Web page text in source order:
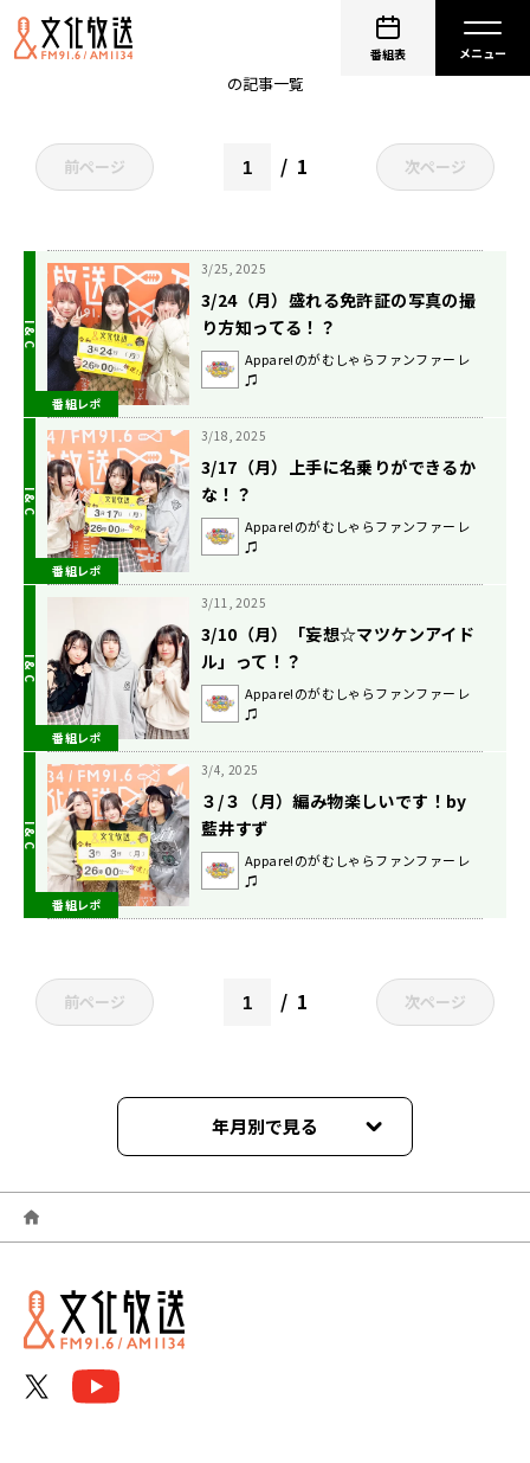
番組表
の記事一覧
前ページ 1 次ページ
番組レポ
3/25, 2025
3/24（月）盛れる免許証の写真の撮
り方知ってる！？
Appare!のがむしゃらファンファーレ
♫
番組レポ
3/18, 2025
3/17（月）上手に名乗りができるか
な！？
Appare!のがむしゃらファンファーレ
♫
番組レポ
3/11, 2025
3/10（月）「妄想☆マツケンアイド
ル」って！？
Appare!のがむしゃらファンファーレ
♫
番組レポ
3/4, 2025
３/３（月）編み物楽しいです！by
藍井すず
Appare!のがむしゃらファンファーレ
♫
前ページ 1 次ページ
年月別で見る
2026年06月
2026年05月
2026年04月